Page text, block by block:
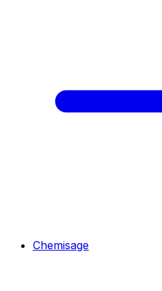
Chemisage